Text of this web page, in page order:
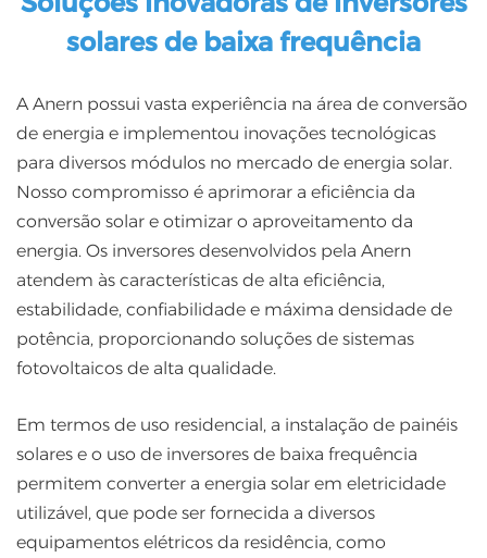
solares de baixa frequência
A Anern possui vasta experiência na área de conversão
de energia e implementou inovações tecnológicas
para diversos módulos no mercado de energia solar.
Nosso compromisso é aprimorar a eficiência da
conversão solar e otimizar o aproveitamento da
energia. Os inversores desenvolvidos pela Anern
atendem às características de alta eficiência,
estabilidade, confiabilidade e máxima densidade de
potência, proporcionando soluções de sistemas
fotovoltaicos de alta qualidade.
Em termos de uso residencial, a instalação de painéis
solares e o uso de inversores de baixa frequência
permitem converter a energia solar em eletricidade
utilizável, que pode ser fornecida a diversos
equipamentos elétricos da residência, como